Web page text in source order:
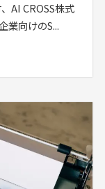
AI CROSS株式
業向けのS...